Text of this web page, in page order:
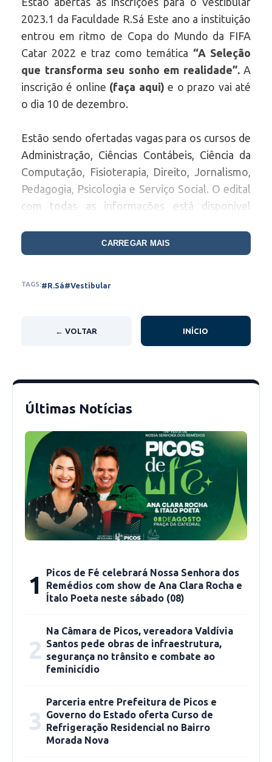
2023.1 da Faculdade R.Sá Este ano a instituição
entrou em ritmo de Copa do Mundo da FIFA
Catar 2022 e traz como temática “A Seleção
que transforma seu sonho em realidade”. A
inscrição é online (faça aqui) e o prazo vai até
o dia 10 de dezembro.
Estão sendo ofertadas vagas para os cursos de
Administração, Ciências Contábeis, Ciência da
Computação, Fisioterapia, Direito, Jornalismo,
Pedagogia, Psicologia e Serviço Social. O edital
com todas as informações está disponível
As provas estão sendo realizadas de forma on-
sendo o link da prova enviado para o e-mail
escolhido pelo mesmo. O candidato poderá
escolher a data de realização da prova online,
No ato de inscrição, o candidato deverá prestar
as informações necessárias ao preenchimento
completo do formulário eletrônico. A taxa de
inscrição é de R$ 20,00 (vinte reais). O boleto
bancário estará disponível no endereço
eletrônico e deverá ser impresso para o
pagamento da taxa após a conclusão da
data escolhida para realização da prova.
Portuguesa, Literatura, Matemática, Geografia,
História, Língua Estrangeira (Inglês ou
Espanhol) e Biologia (esta última apenas para
Caso o candidato não realize a prova na data e
horário agendado, poderá solicitar o seu
CARREGAR MAIS
TAGS:#R.Sá#Vestibular
← VOLTAR INÍCIO
Últimas Notícias
1
Picos de Fé celebrará Nossa Senhora dos
Remédios com show de Ana Clara Rocha e
Ítalo Poeta neste sábado (08)
2
Na Câmara de Picos, vereadora Valdívia
Santos pede obras de infraestrutura,
segurança no trânsito e combate ao
feminicídio
3
Parceria entre Prefeitura de Picos e
Governo do Estado oferta Curso de
Refrigeração Residencial no Bairro
Morada Nova